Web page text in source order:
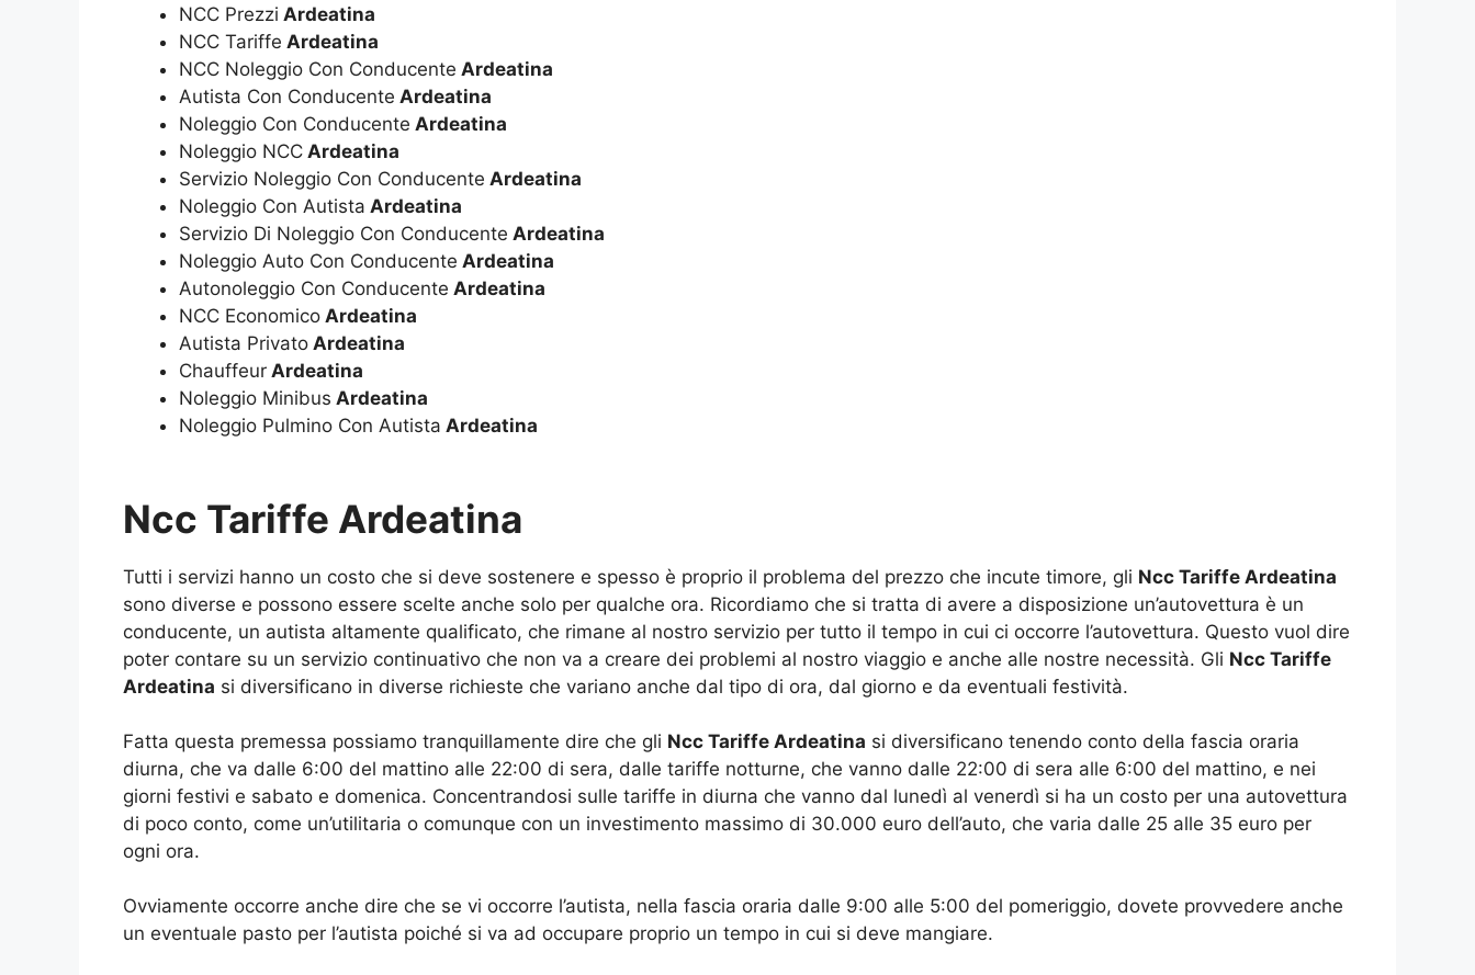
NCC Prezzi Ardeatina
NCC Tariffe Ardeatina
NCC Noleggio Con Conducente Ardeatina
Autista Con Conducente Ardeatina
Noleggio Con Conducente Ardeatina
Noleggio NCC Ardeatina
Servizio Noleggio Con Conducente Ardeatina
Noleggio Con Autista Ardeatina
Servizio Di Noleggio Con Conducente Ardeatina
Noleggio Auto Con Conducente Ardeatina
Autonoleggio Con Conducente Ardeatina
NCC Economico Ardeatina
Autista Privato Ardeatina
Chauffeur Ardeatina
Noleggio Minibus Ardeatina
Noleggio Pulmino Con Autista Ardeatina
Ncc Tariffe Ardeatina
Tutti i servizi hanno un costo che si deve sostenere e spesso è proprio il problema del prezzo che incute timore, gli Ncc Tariffe Ardeatina
sono diverse e possono essere scelte anche solo per qualche ora. Ricordiamo che si tratta di avere a disposizione un’autovettura è un
conducente, un autista altamente qualificato, che rimane al nostro servizio per tutto il tempo in cui ci occorre l’autovettura. Questo vuol dire
poter contare su un servizio continuativo che non va a creare dei problemi al nostro viaggio e anche alle nostre necessità. Gli Ncc Tariffe
Ardeatina si diversificano in diverse richieste che variano anche dal tipo di ora, dal giorno e da eventuali festività.
Fatta questa premessa possiamo tranquillamente dire che gli Ncc Tariffe Ardeatina si diversificano tenendo conto della fascia oraria
diurna, che va dalle 6:00 del mattino alle 22:00 di sera, dalle tariffe notturne, che vanno dalle 22:00 di sera alle 6:00 del mattino, e nei
giorni festivi e sabato e domenica. Concentrandosi sulle tariffe in diurna che vanno dal lunedì al venerdì si ha un costo per una autovettura
di poco conto, come un’utilitaria o comunque con un investimento massimo di 30.000 euro dell’auto, che varia dalle 25 alle 35 euro per
ogni ora.
Ovviamente occorre anche dire che se vi occorre l’autista, nella fascia oraria dalle 9:00 alle 5:00 del pomeriggio, dovete provvedere anche
un eventuale pasto per l’autista poiché si va ad occupare proprio un tempo in cui si deve mangiare.